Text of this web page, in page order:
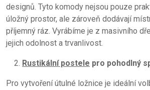
designů. Tyto komody nejsou pouze
úložný prostor, ale zároveň dodávají
příjemný ráz. Vyrábíme je z masivního
jejich odolnost a trvanlivost.
Rustikální postele pro pohodlný
Pro vytvoření útulné ložnice je ideální